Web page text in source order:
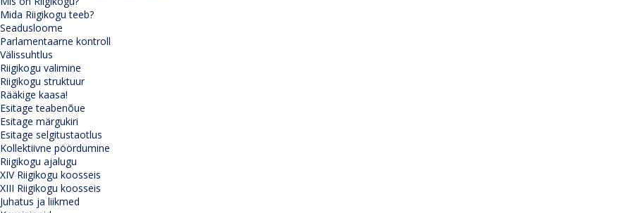
Mida Riigikogu teeb?
Seadusloome
Parlamentaarne kontroll
Välissuhtlus
Riigikogu valimine
Riigikogu struktuur
Rääkige kaasa!
Esitage teabenõue
Esitage märgukiri
Esitage selgitustaotlus
Kollektiivne pöördumine
Riigikogu ajalugu
XIV Riigikogu koosseis
XIII Riigikogu koosseis
Juhatus ja liikmed